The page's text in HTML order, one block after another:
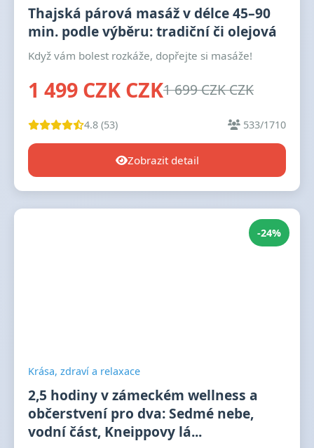
Thajská párová masáž v délce 45–90
min. podle výběru: tradiční či olejová
Když vám bolest rozkáže, dopřejte si masáže!
1 499 CZK CZK1 699 CZK CZK
4.8 (53) 533/1710
Zobrazit detail
-24%
Krása, zdraví a relaxace
2,5 hodiny v zámeckém wellness a
občerstvení pro dva: Sedmé nebe,
vodní část, Kneippovy lá...